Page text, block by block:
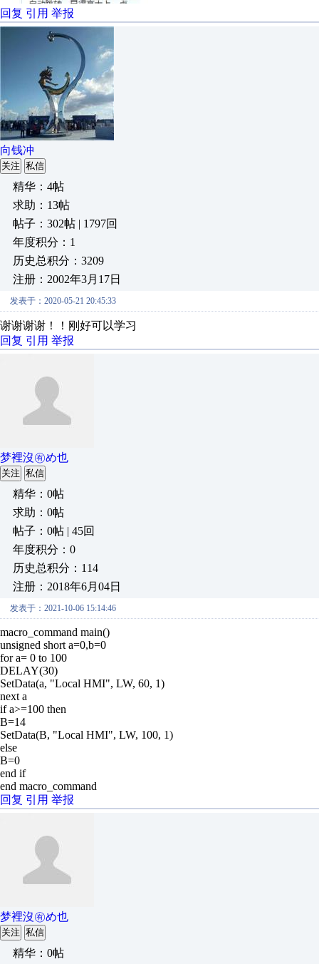
回复 引用 举报
向钱冲
关注 私信
精华：4帖
求助：13帖
帖子：302帖 | 1797回
年度积分：1
历史总积分：3209
注册：2002年3月17日
发表于：2020-05-21 20:45:33
谢谢谢谢！！刚好可以学习
回复 引用 举报
梦裡沒㊒め也
关注 私信
精华：0帖
求助：0帖
帖子：0帖 | 45回
年度积分：0
历史总积分：114
注册：2018年6月04日
发表于：2021-10-06 15:14:46
macro_command main()
unsigned short a=0,b=0
for a= 0 to 100
DELAY(30)
SetData(a, "Local HMI", LW, 60, 1)
next a
if a>=100 then
B=14
SetData(B, "Local HMI", LW, 100, 1)
else
B=0
end if
end macro_command
回复 引用 举报
梦裡沒㊒め也
关注 私信
精华：0帖